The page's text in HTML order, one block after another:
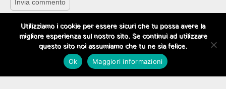
Copyright © 2026 Social Media Per Aziende. All Rights
Reserved.
The Carton Theme bybavotasan.com.
Utilizziamo i cookie per essere sicuri che tu possa avere la
migliore esperienza sul nostro sito. Se continui ad utilizzare
questo sito noi assumiamo che tu ne sia felice.
Ok
Maggiori informazioni